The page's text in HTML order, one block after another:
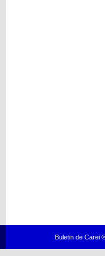
Buletin de Carei